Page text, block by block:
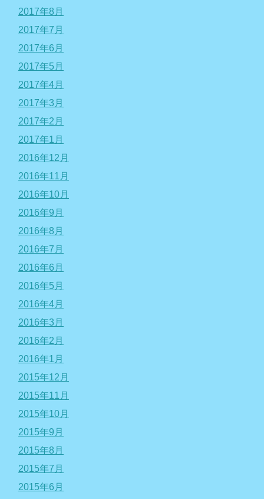
2017年8月
2017年7月
2017年6月
2017年5月
2017年4月
2017年3月
2017年2月
2017年1月
2016年12月
2016年11月
2016年10月
2016年9月
2016年8月
2016年7月
2016年6月
2016年5月
2016年4月
2016年3月
2016年2月
2016年1月
2015年12月
2015年11月
2015年10月
2015年9月
2015年8月
2015年7月
2015年6月